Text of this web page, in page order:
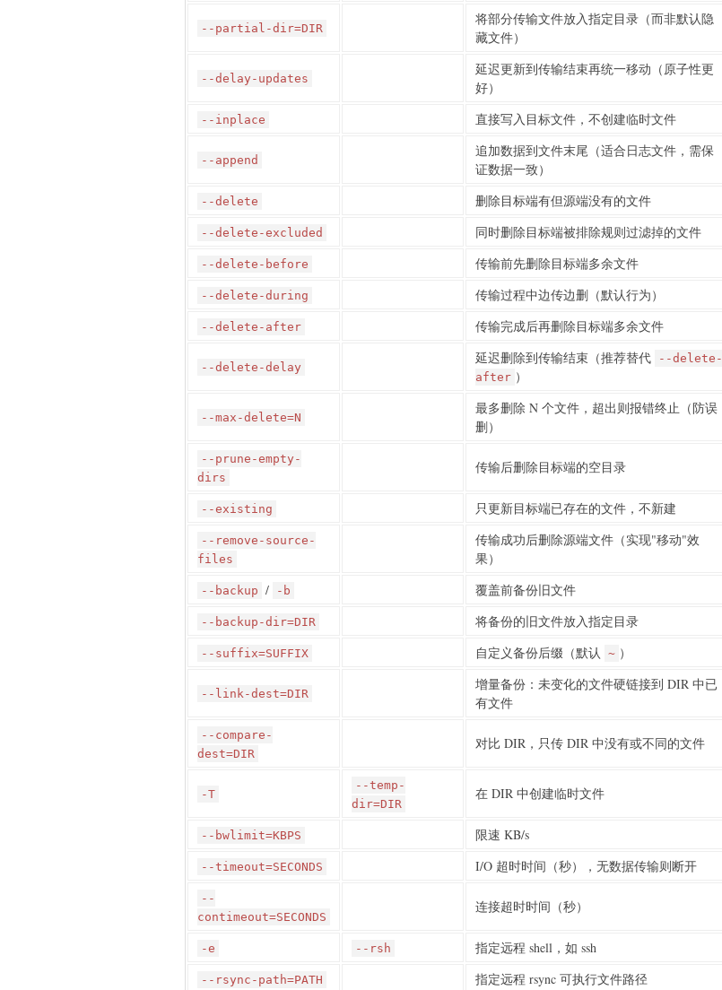
--partial-dir=DIR
将部分传输文件放入指定目录（而非默认隐
藏文件）
--delay-updates
延迟更新到传输结束再统一移动（原子性更
好）
--inplace 直接写入目标文件，不创建临时文件
--append
追加数据到文件末尾（适合日志文件，需保
证数据一致）
--delete 删除目标端有但源端没有的文件
--delete-excluded 同时删除目标端被排除规则过滤掉的文件
--delete-before 传输前先删除目标端多余文件
--delete-during 传输过程中边传边删（默认行为）
--delete-after 传输完成后再删除目标端多余文件
--delete-delay
延迟删除到传输结束（推荐替代
--delete-
after ）
--max-delete=N
最多删除 N 个文件，超出则报错终止（防误
删）
--prune-empty-
dirs
传输后删除目标端的空目录
--existing 只更新目标端已存在的文件，不新建
--remove-source-
files
传输成功后删除源端文件（实现"移动"效
果）
--backup / -b 覆盖前备份旧文件
--backup-dir=DIR 将备份的旧文件放入指定目录
--suffix=SUFFIX 自定义备份后缀（默认 ~ ）
--link-dest=DIR
增量备份：未变化的文件硬链接到 DIR 中已
有文件
--compare-
dest=DIR
对比 DIR，只传 DIR 中没有或不同的文件
-T
--temp-
dir=DIR
在 DIR 中创建临时文件
--bwlimit=KBPS 限速 KB/s
--timeout=SECONDS I/O 超时时间（秒），无数据传输则断开
--
contimeout=SECONDS
连接超时时间（秒）
-e --rsh 指定远程 shell，如 ssh
--rsync-path=PATH 指定远程 rsync 可执行文件路径